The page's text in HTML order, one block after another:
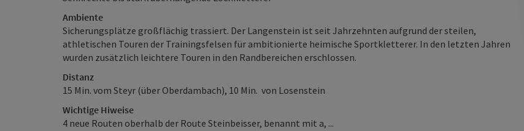
Ambiente
Sicherungsplätze großflächig trassiert. Der Langenstein ist seit Jahrzehnten aufgrund der steilen,
athletischen Touren der Trainingsfelsen für ambitionierte heimische Sportkletterer. In den letzten Jahren
wurden zusätzlich leichtere Touren in den Randbereichen erschlossen.
Distanz
15 Min. vom Steyr (über Oberdambach), 10 Min. von Losenstein
Wichtige Hiweise
4 neue Routen oberhalb der Route Steinbeisser, benannt mit a, ...